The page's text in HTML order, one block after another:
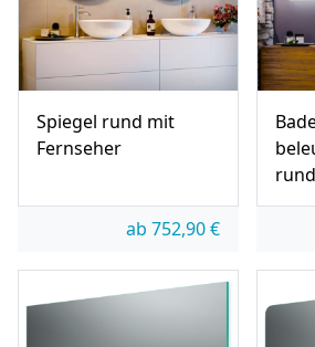
Spiegel rund mit
Fernseher
ab 752,90€